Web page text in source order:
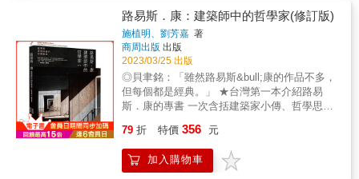
道？ &bull;為何要不停嘗試各式各樣的工作，
每次從零開始？ & 「人生最大的失敗，在於對
自己不誠實。」 幻想家只有在睡夢中口袋是鼓
的，醒來後發現自己一無所有， 小心看待「多
才多藝」，許多前途無量的人便是栽在這個詞
上。 ➔請把人生、精力和熱情，都奉獻給那份
你能勝任的工作吧！ & ▎只要再多看一眼 善於
機。 & &bull;認為自己天生運氣差，缺乏機
遇？ &bull;當機會終於到來時，你能夠抓住
嗎？ &bull;總想著貴人出現，助你走出不幸牢
如何找路？ 不只是自傳，更是一位傑出建築家
的熱血思辨 「任何關心『人類未來』的人，都
該來讀讀這本。」──Antony Gormley∣英國當
代雕塑大師 「公共空間是一種人權，就像人民
有權利得到像樣的健康照護、食物、教育和住
所。 每個人都應該有權利從家中窗戶看到路
樹。每個人都應該可以坐在自家的門廊或附近
廣場的長椅上。每個人都應該可以在幾分鐘內
走到一座公園，在那裡散步，和小孩玩耍，或
市，就是不夠文明。」──Rogers Stirk Harbour
+ Partners 讓每一棟建築，都有成為「公共空
路易斯．康：建築師中的哲學家(修訂版)
施植明、劉芳嘉 著
商周出版 出版
2023/03/25 出版
◎貝聿銘：「雖然路易斯&bull;康的作品不多，
但每個都是經典。」 ★台灣第一本介紹路易
斯．康的專書 一次含括建築家小傳、哲學思
萊特（Frank Lloyd Wright）之後，美國最重要
的建築名家。 ◆當代建築最重要的精神導師。
◆影響安藤忠雄、改變世界美學的建築大師。
79 折 特價 356 元
加入購物車